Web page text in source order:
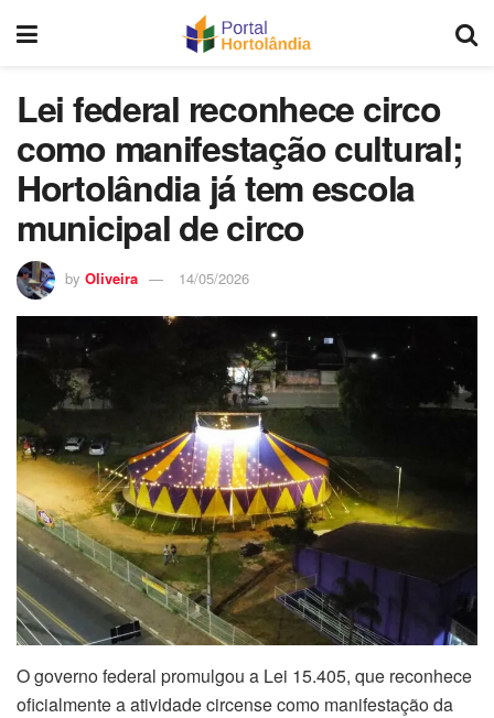
Lei federal reconhece circo
como manifestação cultural;
Hortolândia já tem escola
municipal de circo
by Oliveira 14/05/2026
O governo federal promulgou a Lei 15.405, que reconhece
oficialmente a atividade circense como manifestação da